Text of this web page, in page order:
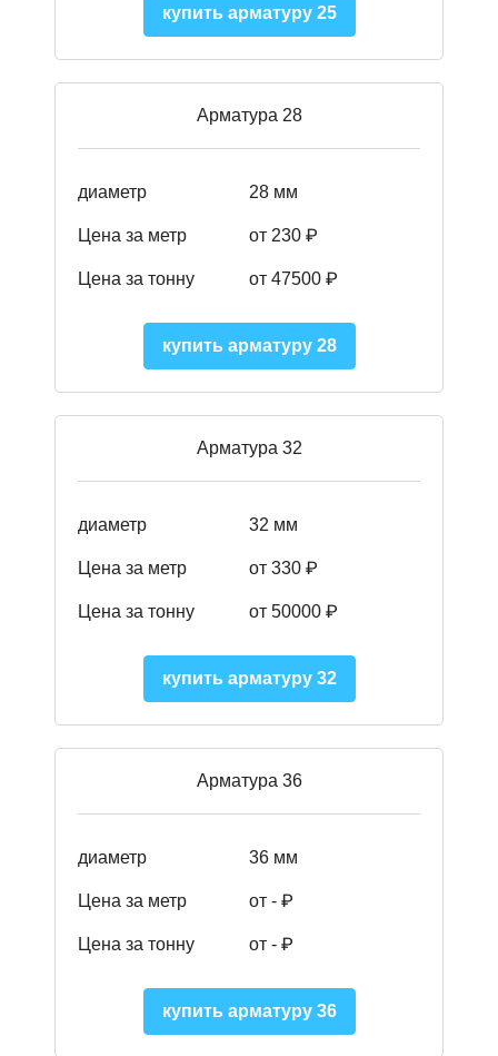
купить арматуру 25
Арматура 28
диаметр 28 мм
Цена за метр от 230 ₽
Цена за тонну от 47500 ₽
купить арматуру 28
Арматура 32
диаметр 32 мм
Цена за метр от 330 ₽
Цена за тонну от 50000 ₽
купить арматуру 32
Арматура 36
диаметр 36 мм
Цена за метр от - ₽
Цена за тонну от - ₽
купить арматуру 36